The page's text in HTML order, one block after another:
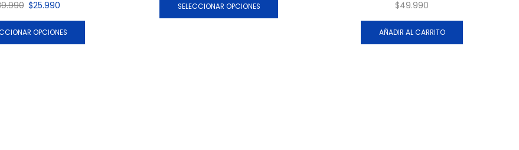
$25.990
OPCIONES
SELECCIONAR OPCIONES
$49.990
AÑADIR AL CARRITO